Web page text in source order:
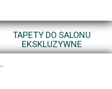
TAPETY DO SALONU
EKSKLUZYWNE